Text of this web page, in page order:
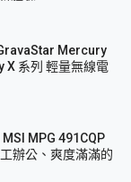
Mercury
X 系列 輕量無線電
MPG 491CQP
辦公、爽度滿滿的